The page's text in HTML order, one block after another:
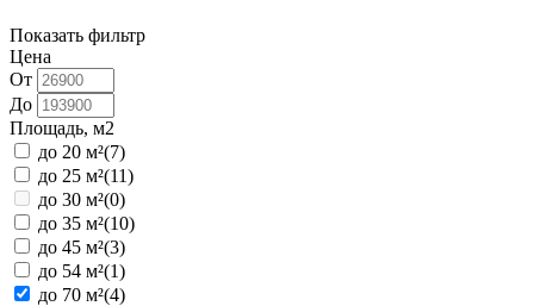
Показать фильтр
Цена
От
До
Площадь, м2
до 20 м²(7)
до 25 м²(11)
до 30 м²(0)
до 35 м²(10)
до 45 м²(3)
до 54 м²(1)
до 70 м²(4)